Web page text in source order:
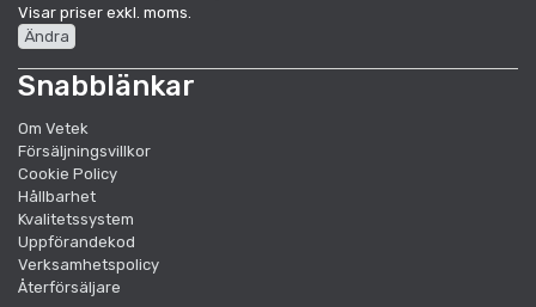
Visar priser exkl. moms.
Ändra
Snabblänkar
Om Vetek
Försäljningsvillkor
Cookie Policy
Hållbarhet
Kvalitetssystem
Uppförandekod
Verksamhetspolicy
Återförsäljare